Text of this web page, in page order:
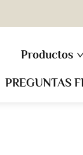
Productos
PREGUNTAS